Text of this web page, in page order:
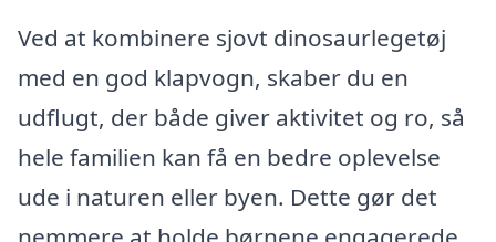
Ved at kombinere sjovt dinosaurlegetøj
med en god klapvogn, skaber du en
udflugt, der både giver aktivitet og ro, så
hele familien kan få en bedre oplevelse
ude i naturen eller byen. Dette gør det